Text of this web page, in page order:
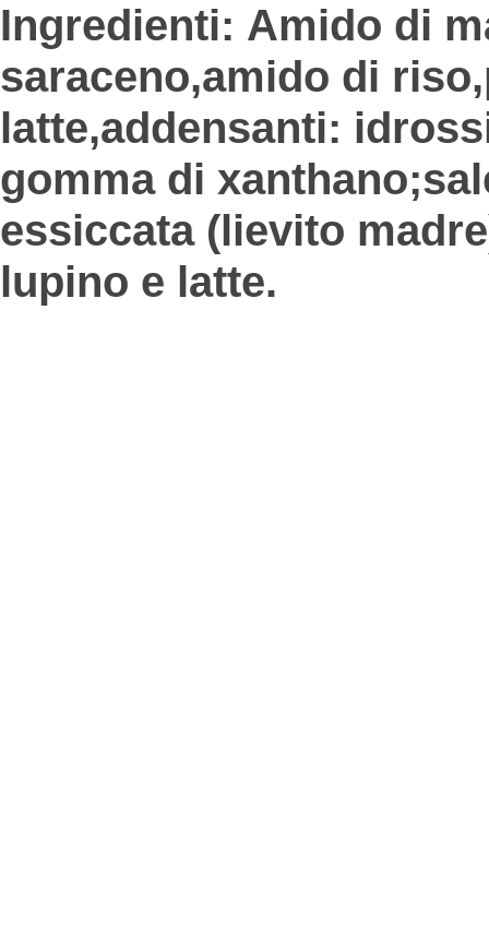
Ingredienti: Amido di
saraceno,amido di riso,
latte,addensanti:
gomma di xanthano;
essiccata (lievito
lupino e latte.